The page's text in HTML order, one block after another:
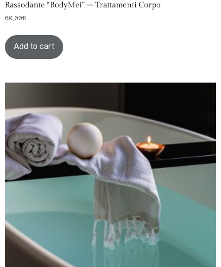
Rassodante “BodyMei” – Trattamenti Corpo
60,00€
Add to cart